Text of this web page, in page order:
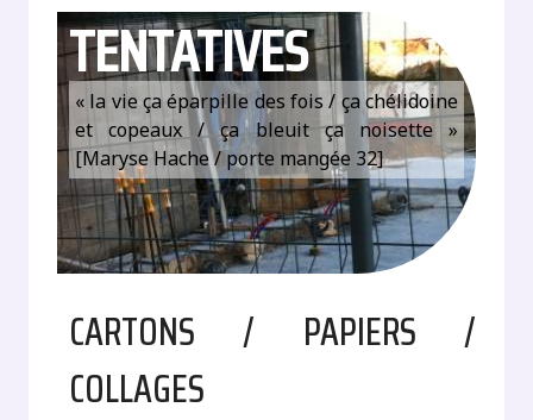
TENTATIVES
« la vie ça éparpille des fois / ça chélidoine
et copeaux / ça bleuit ça noisette »
[Maryse Hache / porte mangée 32]
CARTONS / PAPIERS /
COLLAGES